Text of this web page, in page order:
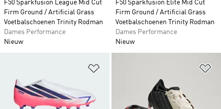
F50 Sparkfusion League Mid Cut
Firm Ground / Artificial Grass
Voetbalschoenen Trinity Rodman
Dames Performance
Nieuw
F50 Sparkfusion Elite Mid Cut
Firm Ground / Artificial Grass
Voetbalschoenen Trinity Rodman
Dames Performance
Nieuw